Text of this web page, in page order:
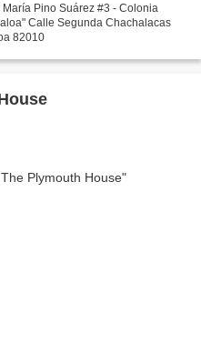
Pino Suárez #3 - Colonia
82010